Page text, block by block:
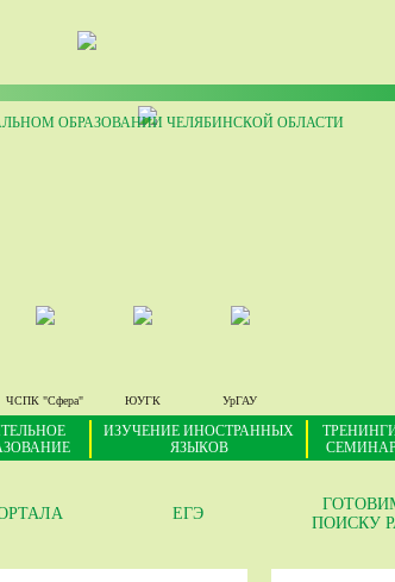
ОБРАЗОВАНИИ ЧЕЛЯБИНСКОЙ ОБЛАСТИ
ЧСПК "Сфера" ЮУГК УрГАУ
ИЗУЧЕНИЕ ИНОСТРАННЫХ
ЯЗЫКОВ
ЕГЭ
ПОИСКУ